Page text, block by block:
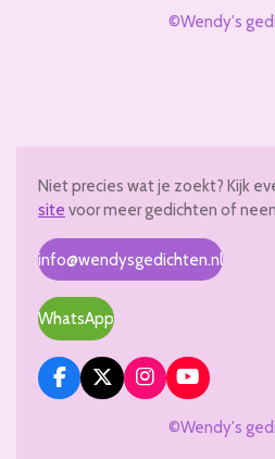
©Wendy's
Niet precies wat je zoekt? Kijk
site voor meer gedichten of
info@wendysgedichten.nl
WhatsApp
F
a
X
I
n
Y
o
u
©Wendy's